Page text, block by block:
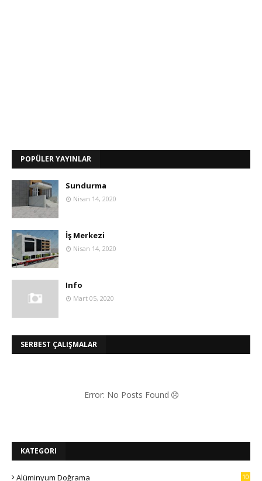
POPÜLER YAYINLAR
Sundurma
Nisan 14, 2020
İş Merkezi
Nisan 14, 2020
Info
Mart 05, 2020
SERBEST ÇALIŞMALAR
Error: No Posts Found
KATEGORI
Alüminyum Doğrama 10